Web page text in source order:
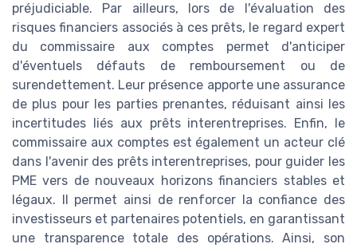
préjudiciable. Par ailleurs, lors de l'évaluation des
risques financiers associés à ces prêts, le regard expert
du commissaire aux comptes permet d'anticiper
d'éventuels défauts de remboursement ou de
surendettement. Leur présence apporte une assurance
de plus pour les parties prenantes, réduisant ainsi les
incertitudes liés aux prêts interentreprises. Enfin, le
commissaire aux comptes est également un acteur clé
dans l'avenir des prêts interentreprises, pour guider les
PME vers de nouveaux horizons financiers stables et
légaux. Il permet ainsi de renforcer la confiance des
investisseurs et partenaires potentiels, en garantissant
une transparence totale des opérations. Ainsi, son